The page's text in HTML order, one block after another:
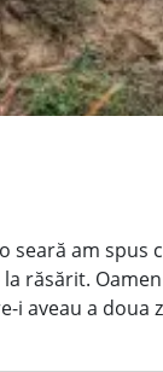
seară am spus
răsărit.
i aveau a doua